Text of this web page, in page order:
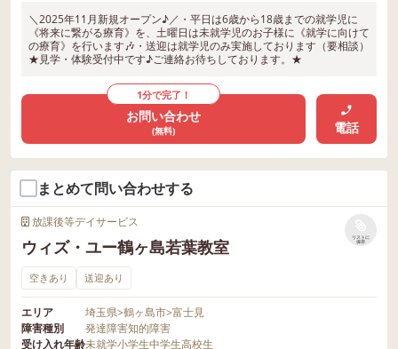
＼2025年11月新規オープン♪／・平日は6歳から18歳までの就学児に
《将来に繋がる療育》を、土曜日は未就学児のお子様に《就学に向けて
の療育》を行います🎶・送迎は就学児のみ実施しております（要相談）
★見学・体験受付中です♪ご連絡お待ちしております。★
1分で完了！
お問い合わせ
(無料) 電話
まとめて問い合わせする
放課後等デイサービス
ウィズ・ユー鶴ヶ島若葉教室
リストに
保存
空きあり 送迎あり
エリア 埼玉県>鶴ヶ島市>富士見
障害種別
発達障害知的障害
受け入れ年齢未就学小学生中学生高校生